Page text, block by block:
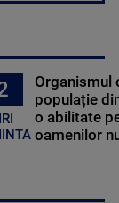
Organismul
populație
o abilitate
oamenilor